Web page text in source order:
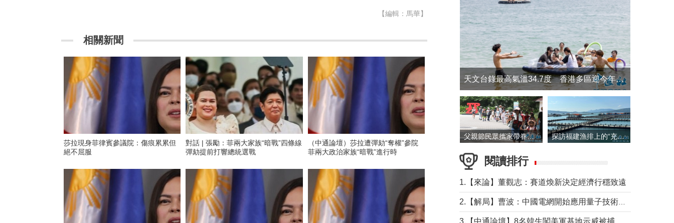
【編輯：馬華】
相關新聞
莎拉現身菲律賓參議院：傷痕累累但
絕不屈服
對話 | 張勵：菲兩大家族“暗戰”四條線
彈劾提前打響總統選戰
（中通論壇）莎拉遭彈劾“奪權”參院
菲兩大政治家族“暗戰”進行時
天文台錄最高氣溫34.7度 香港多區迎今年最熱一天
父親節民眾攜家帶眷出遊 探訪福建漁排上的“充電寶”
閱讀排行
1.【來論】董觀志：賽道煥新決定經濟行穩致遠